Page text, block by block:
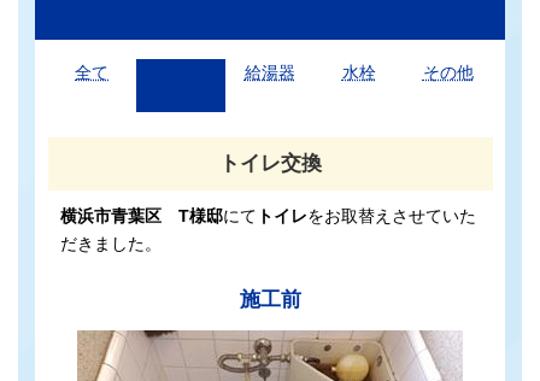
全て 給湯器 水栓 その他
トイレ交換
横浜市青葉区 T様邸にて トイレをお取替えさせていた
だきました。
施工前